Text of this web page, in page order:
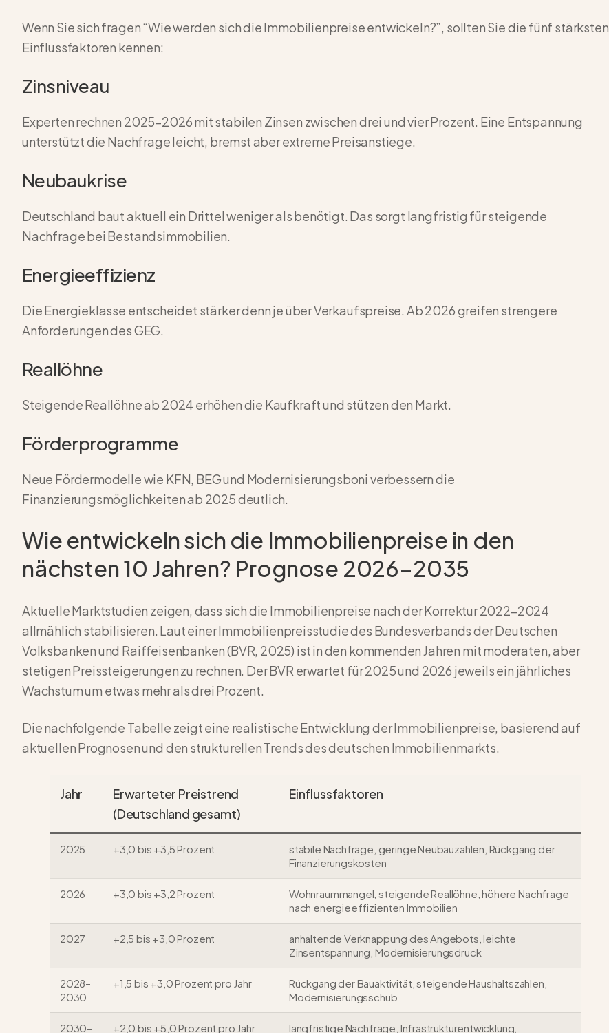
Wenn Sie sich fragen “Wie werden sich die Immobilienpreise entwickeln?”, sollten Sie die fünf stärksten
Einflussfaktoren kennen:
Zinsniveau
Experten rechnen 2025–2026 mit stabilen Zinsen zwischen drei und vier Prozent. Eine Entspannung
unterstützt die Nachfrage leicht, bremst aber extreme Preisanstiege.
Neubaukrise
Deutschland baut aktuell ein Drittel weniger als benötigt. Das sorgt langfristig für steigende
Nachfrage bei Bestandsimmobilien.
Energieeffizienz
Die Energieklasse entscheidet stärker denn je über Verkaufspreise. Ab 2026 greifen strengere
Anforderungen des GEG.
Reallöhne
Steigende Reallöhne ab 2024 erhöhen die Kaufkraft und stützen den Markt.
Förderprogramme
Neue Fördermodelle wie KFN, BEG und Modernisierungsboni verbessern die
Finanzierungsmöglichkeiten ab 2025 deutlich.
Wie entwickeln sich die Immobilienpreise in den
nächsten 10 Jahren? Prognose 2026–2035
Aktuelle Marktstudien zeigen, dass sich die Immobilienpreise nach der Korrektur 2022–2024
allmählich stabilisieren. Laut einer Immobilienpreisstudie des Bundesverbands der Deutschen
Volksbanken und Raiffeisenbanken (BVR, 2025) ist in den kommenden Jahren mit moderaten, aber
stetigen Preissteigerungen zu rechnen. Der BVR erwartet für 2025 und 2026 jeweils ein jährliches
Wachstum um etwas mehr als drei Prozent.
Die nachfolgende Tabelle zeigt eine realistische Entwicklung der Immobilienpreise, basierend auf
aktuellen Prognosen und den strukturellen Trends des deutschen Immobilienmarkts.
Jahr
Erwarteter Preistrend
(Deutschland gesamt)
Einflussfaktoren
2025 +3,0 bis +3,5 Prozent
stabile Nachfrage, geringe Neubauzahlen, Rückgang der
Finanzierungskosten
2026 +3,0 bis +3,2 Prozent
Wohnraummangel, steigende Reallöhne, höhere Nachfrage
nach energieeffizienten Immobilien
2027 +2,5 bis +3,0 Prozent
anhaltende Verknappung des Angebots, leichte
Zinsentspannung, Modernisierungsdruck
2028–
2030
+1,5 bis +3,0 Prozent pro Jahr
Rückgang der Bauaktivität, steigende Haushaltszahlen,
Modernisierungsschub
2030– +2,0 bis +5,0 Prozent pro Jahr langfristige Nachfrage, Infrastrukturentwicklung,